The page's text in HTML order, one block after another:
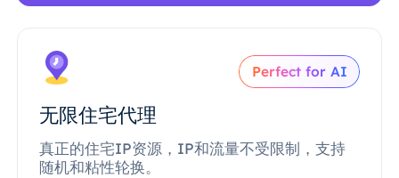
Perfect for AI
无限住宅代理
真正的住宅IP资源，IP和流量不受限制，支持
随机和粘性轮换。